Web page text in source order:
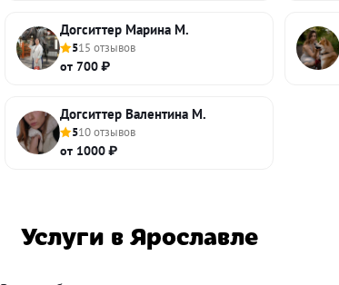
Догситтер Марина М.
515 отзывов
от 700 ₽
Догситтер Валентина М.
510 отзывов
от 1000 ₽
Услуги в Ярославле